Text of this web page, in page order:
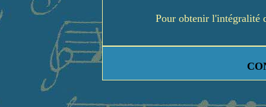
Pour obtenir l'intégralité